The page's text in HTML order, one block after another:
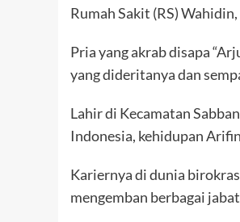
Rumah Sakit (RS)
Pria yang akrab disapa
yang dideritanya dan
Lahir di Kecamatan
Indonesia, kehidupan
Kariernya di dunia
mengemban berbagai